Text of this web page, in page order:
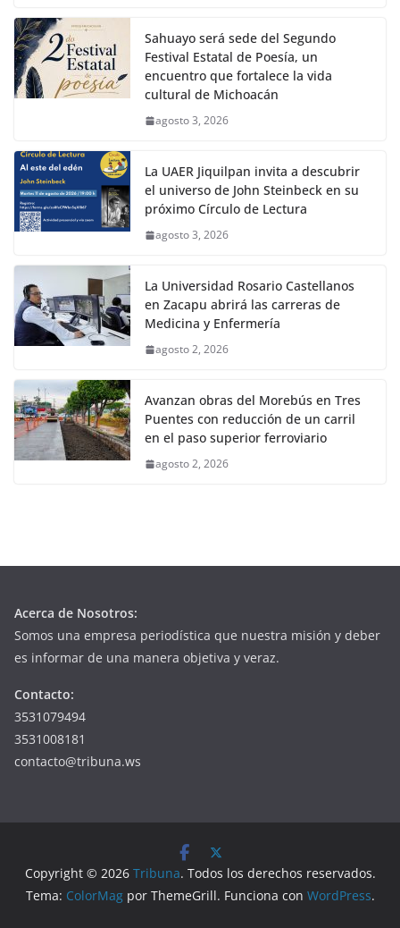
Sahuayo será sede del Segundo
Festival Estatal de Poesía, un
encuentro que fortalece la vida
cultural de Michoacán
agosto 3, 2026
La UAER Jiquilpan invita a descubrir
el universo de John Steinbeck en su
próximo Círculo de Lectura
agosto 3, 2026
La Universidad Rosario Castellanos
en Zacapu abrirá las carreras de
Medicina y Enfermería
agosto 2, 2026
Avanzan obras del Morebús en Tres
Puentes con reducción de un carril
en el paso superior ferroviario
agosto 2, 2026
Acerca de Nosotros:
Somos una empresa periodística que nuestra misión y deber
es informar de una manera objetiva y veraz.
Contacto:
3531079494
3531008181
contacto@tribuna.ws
Copyright © 2026 Tribuna. Todos los derechos reservados.
Tema: ColorMagpor ThemeGrill. Funciona con WordPress.